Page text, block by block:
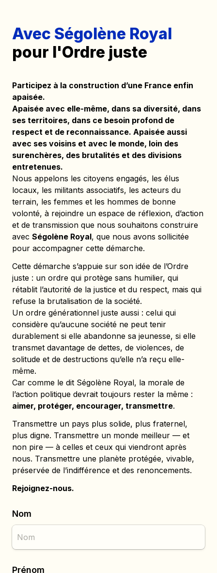
pour l'Ordre juste
Participez à la construction d’une France enfin
apaisée.
Apaisée avec elle-même, dans sa diversité, dans
ses territoires, dans ce besoin profond de
respect et de reconnaissance. Apaisée aussi
avec ses voisins et avec le monde, loin des
surenchères, des brutalités et des divisions
entretenues.
Nous appelons les citoyens engagés, les élus
locaux, les militants associatifs, les acteurs du
terrain, les femmes et les hommes de bonne
volonté, à rejoindre un espace de réflexion, d’action
et de transmission que nous souhaitons construire
avec Ségolène Royal, que nous avons sollicitée
pour accompagner cette démarche.
Cette démarche s’appuie sur son idée de l’Ordre
juste : un ordre qui protège sans humilier, qui
rétablit l’autorité de la justice et du respect, mais qui
refuse la brutalisation de la société.
Un ordre générationnel juste aussi : celui qui
considère qu’aucune société ne peut tenir
durablement si elle abandonne sa jeunesse, si elle
transmet davantage de dettes, de violences, de
solitude et de destructions qu’elle n’a reçu elle-
même.
Car comme le dit Ségolène Royal, la morale de
aimer, protéger, encourager, transmettre.
Transmettre un pays plus solide, plus fraternel,
plus digne. Transmettre un monde meilleur — et
non pire — à celles et ceux qui viendront après
nous. Transmettre une planète protégée, vivable,
préservée de l’indifférence et des renoncements.
Rejoignez-nous.
Nom
Prénom